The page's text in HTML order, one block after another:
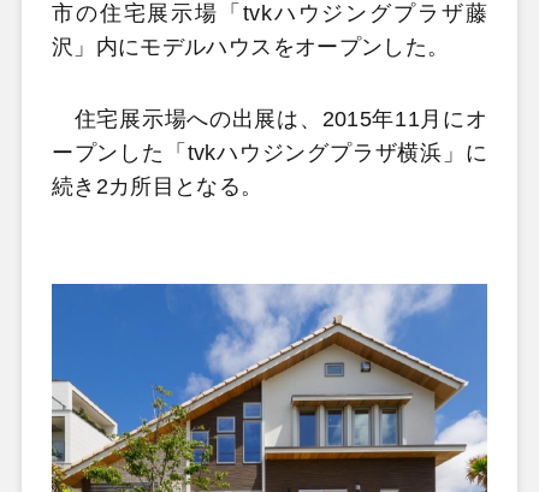
市の住宅展示場「tvkハウジングプラザ藤
沢」内にモデルハウスをオープンした。
住宅展示場への出展は、2015年11月にオ
ープンした「tvkハウジングプラザ横浜」に
続き2カ所目となる。